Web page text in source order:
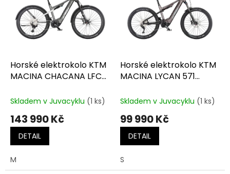
dHorské elektrokolo KTM
MACINA CHACANA LFC
(white)
Skladem v Juvacyklu (1 ks)
143 990 Kč
DETAIL
M
Horské elektrokolo KTM
MACINA LYCAN 571
matt (black+grey)
Skladem v Juvacyklu (1 ks)
99 990 Kč
DETAIL
S